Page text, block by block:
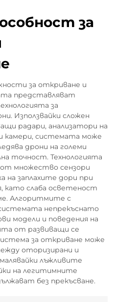
за
за откриване и
представляват
за
Използвайки сложен
радари, анализатори на
камери, системата може
дрони на големи
точност. Технологията
множество сензори
на заплахите дори при
като слаба осветеност
Алгоритмите с
непрекъснато
модели и поведения на
от развиващи се
за откриване може
оторизирани и
лъжливите
на легитимните
без прекъсване.